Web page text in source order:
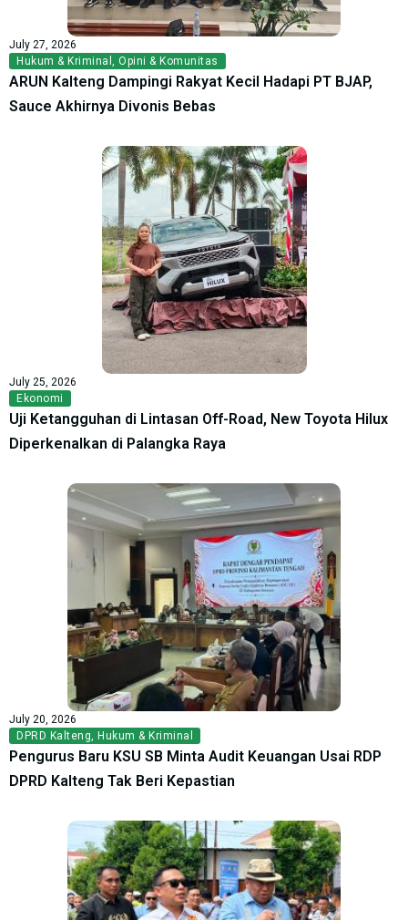
July 27, 2026
Hukum & Kriminal , Opini & Komunitas
ARUN Kalteng Dampingi Rakyat Kecil Hadapi PT BJAP,
Sauce Akhirnya Divonis Bebas
July 25, 2026
Ekonomi
Uji Ketangguhan di Lintasan Off-Road, New Toyota Hilux
Diperkenalkan di Palangka Raya
July 20, 2026
DPRD Kalteng, Hukum & Kriminal
Pengurus Baru KSU SB Minta Audit Keuangan Usai RDP
DPRD Kalteng Tak Beri Kepastian